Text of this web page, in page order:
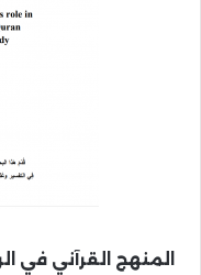
المنهج القرآني في